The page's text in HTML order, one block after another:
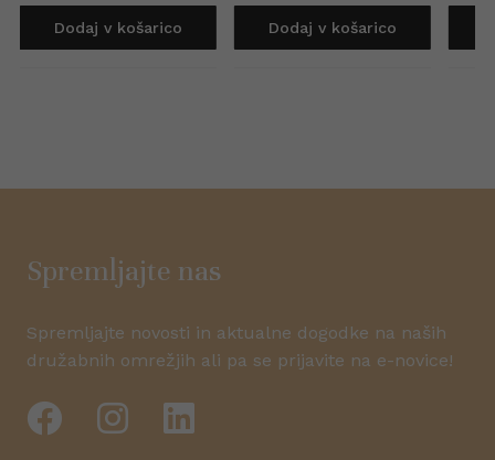
Dodaj v košarico Dodaj v košarico
Spremljajte nas
Spremljajte novosti in aktualne dogodke na naših
družabnih omrežjih ali pa se prijavite na e-novice!